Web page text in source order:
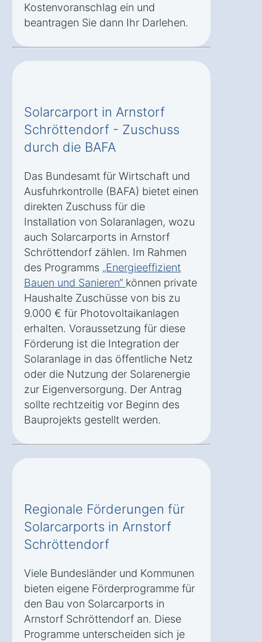
Kostenvoranschlag ein und
beantragen Sie dann Ihr Darlehen.
Solarcarport in Arnstorf
Schröttendorf - Zuschuss
durch die BAFA
Das Bundesamt für Wirtschaft und
Ausfuhrkontrolle (BAFA) bietet einen
direkten Zuschuss für die
Installation von Solaranlagen, wozu
auch Solarcarports in Arnstorf
Schröttendorf zählen. Im Rahmen
des Programms „Energieeffizient
Bauen und Sanieren“ können private
Haushalte Zuschüsse von bis zu
9.000 € für Photovoltaikanlagen
erhalten. Voraussetzung für diese
Förderung ist die Integration der
Solaranlage in das öffentliche Netz
oder die Nutzung der Solarenergie
zur Eigenversorgung. Der Antrag
sollte rechtzeitig vor Beginn des
Bauprojekts gestellt werden.
Regionale Förderungen für
Solarcarports in Arnstorf
Schröttendorf
Viele Bundesländer und Kommunen
bieten eigene Förderprogramme für
den Bau von Solarcarports in
Arnstorf Schröttendorf an. Diese
Programme unterscheiden sich je